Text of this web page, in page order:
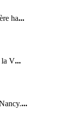
ha...
la V...
...